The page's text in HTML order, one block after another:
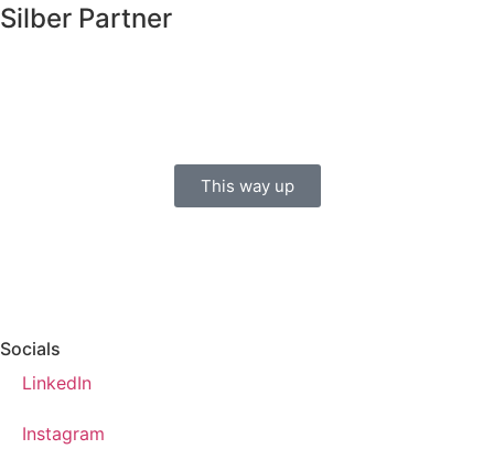
Silber Partner
This way up
Socials
LinkedIn
Instagram